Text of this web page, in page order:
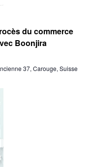
du commerce
Boonjira
37, Carouge, Suisse